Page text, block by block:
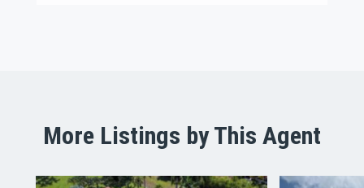
More Listings by This Agent